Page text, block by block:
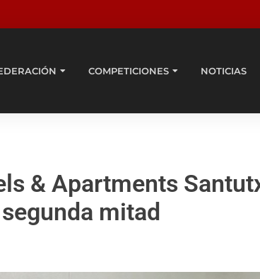
COMPETICIONES NOTICIAS
& Apartments
mitad